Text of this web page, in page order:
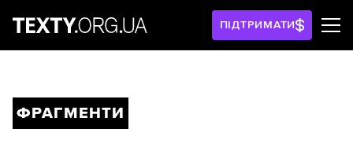
ПІДТРИМАТИ
ФРАГМЕНТИ